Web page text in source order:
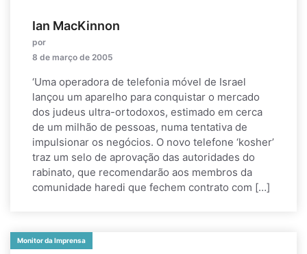
Ian MacKinnon
por
8 de março de 2005
‘Uma operadora de telefonia móvel de Israel
lançou um aparelho para conquistar o mercado
dos judeus ultra-ortodoxos, estimado em cerca
de um milhão de pessoas, numa tentativa de
impulsionar os negócios. O novo telefone ‘kosher’
traz um selo de aprovação das autoridades do
rabinato, que recomendarão aos membros da
comunidade haredi que fechem contrato com […]
Monitor da Imprensa